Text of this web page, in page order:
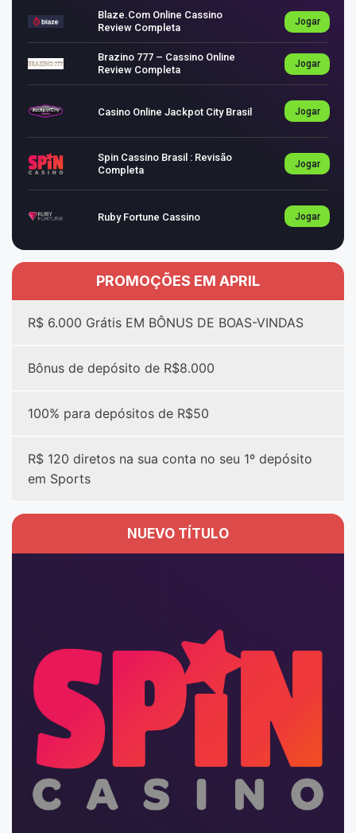
Blaze.com Online Cassino
Review Completa
Jogar
Brazino 777 – Cassino Online
Review Completa
Jogar
Casino Online Jackpot City Brasil Jogar
Spin Cassino Brasil : Revisão
Completa
Jogar
Ruby Fortune Cassino Jogar
PROMOÇÕES EM APRIL
R$ 6.000 Grátis EM BÔNUS DE BOAS-VINDAS
Bônus de depósito de R$8.000
100% para depósitos de R$50
R$ 120 diretos na sua conta no seu 1º depósito
em Sports
NUEVO TÍTULO